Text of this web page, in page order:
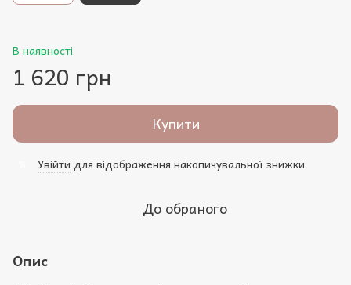
В наявності
1 620 грн
Купити
Увійти для відображення накопичувальної знижки
До обраного
Опис